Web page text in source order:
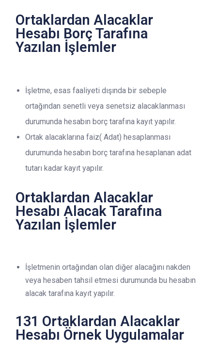
Ortaklardan Alacaklar
Hesabı Borç Tarafına
Yazılan İşlemler
İşletme, esas faaliyeti dışında bir sebeple
ortağından senetli veya senetsiz alacaklanması
durumunda hesabın borç tarafına kayıt yapılır.
Ortak alacaklarına faiz( Adat) hesaplanması
durumunda hesabın borç tarafına hesaplanan adat
tutarı kadar kayıt yapılır.
Ortaklardan Alacaklar
Hesabı Alacak Tarafına
Yazılan İşlemler
İşletmenin ortağından olan diğer alacağını nakden
veya hesaben tahsil etmesi durumunda bu hesabın
alacak tarafına kayıt yapılır.
131 Ortaklardan Alacaklar
Hesabı Örnek Uygulamalar